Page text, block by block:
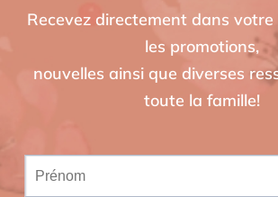
Recevez directement dans
les promotions,
nouvelles ainsi que diverses
toute la famille!